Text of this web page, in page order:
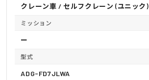
クレーン車 / セルフクレーン (ユニック)
ミッション
ー
型式
ADG-FD7JLWA